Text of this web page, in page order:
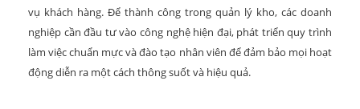
vụ khách hàng. Để thành công trong quản lý kho, các doanh
nghiệp cần đầu tư vào công nghệ hiện đại, phát triển quy trình
làm việc chuẩn mực và đào tạo nhân viên để đảm bảo mọi hoạt
động diễn ra một cách thông suốt và hiệu quả.